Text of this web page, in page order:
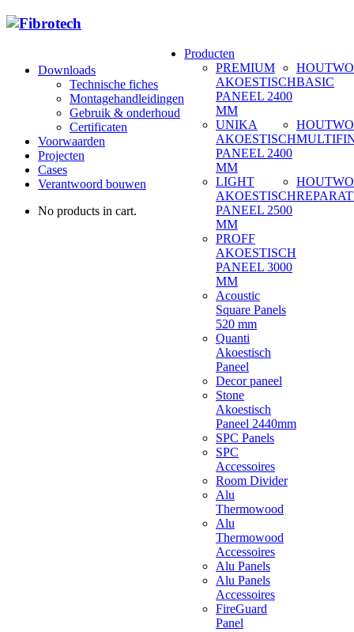
Downloads
Technische fiches
Montagehandleidingen
Gebruik & onderhoud
Certificaten
Voorwaarden
Projecten
Cases
Verantwoord bouwen
No products in cart.
Producten
PREMIUM
AKOESTISCH
PANEEL 2400
MM
UNIKA
AKOESTISCH
PANEEL 2400
MM
LIGHT
AKOESTISCH
PANEEL 2500
MM
PROFF
AKOESTISCH
PANEEL 3000
MM
Acoustic
Square Panels
520 mm
Quanti
Akoestisch
Paneel
Decor paneel
Stone
Akoestisch
Paneel 2440mm
SPC Panels
SPC
Accessoires
Room Divider
Alu
Thermowood
Alu
Thermowood
Accessoires
Alu Panels
Alu Panels
Accessoires
FireGuard
Panel
BASIC